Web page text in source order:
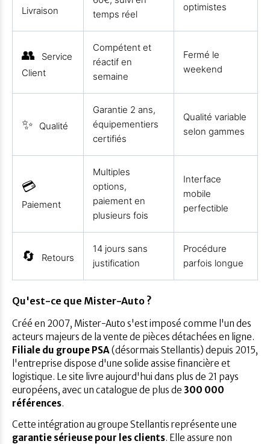
Livraison
temps réel
optimistes
👥
Service
Client
Compétent et
réactif en
semaine
Fermé le
weekend
✨ Qualité
Garantie 2 ans,
équipementiers
certifiés
Qualité variable
selon gammes
💳
Paiement
Multiples
options,
paiement en
plusieurs fois
Interface
mobile
perfectible
🔄 Retours
14 jours sans
justification
Procédure
parfois longue
Qu'est-ce que Mister-Auto ?
Créé en 2007, Mister-Auto s'est imposé comme l'un des
acteurs majeurs de la vente de pièces détachées en ligne.
Filiale du groupe PSA(désormais Stellantis) depuis 2015,
l'entreprise dispose d'une solide assise financière et
logistique. Le site livre aujourd'hui dans plus de 21 pays
européens, avec un catalogue de plus de 300 000
références.
Cette intégration au groupe Stellantis représente une
garantie sérieuse pour les clients. Elle assure non